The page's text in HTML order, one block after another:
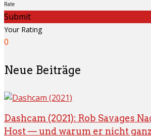
Rate
Submit
Your Rating
0
Neue Beiträge
Dashcam (2021): Rob Savages
Host — und warum er nicht